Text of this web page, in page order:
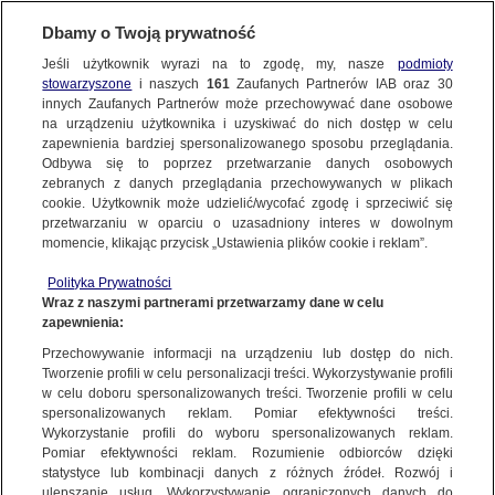
NAJNOWSZE
FAKTY
TVN24 GO
POLSKA
ŚWIAT
miasta:
WARSZAWA
Dzień dobry!
Jedno konto do wszystkich usług
Święto Niepodległości.
Zamieszki w Warszawie
Dbamy o Twoją prywatność
Jeśli użytkownik wyrazi na to zgodę, my, nasze podmioty
stowarzyszone i naszych 161Zaufanych Partnerów IAB oraz 30
innych Zaufanych Partnerów może przechowywać dane osobowe
na urządzeniu użytkownika i uzyskiwać do nich dostęp w celu
zapewnienia bardziej spersonalizowanego sposobu przeglądania.
Odbywa się to poprzez przetwarzanie danych osobowych
zebranych z danych przeglądania przechowywanych w plikach
cookie. Użytkownik może udzielić/wycofać zgodę i sprzeciwić się
przetwarzaniu w oparciu o uzasadniony interes w dowolnym
momencie, klikając przycisk „Ustawienia plików cookie i reklam”.
Polityka Prywatności
Wraz z naszymi partnerami przetwarzamy dane w celu
zapewnienia:
Przechowywanie informacji na urządzeniu lub dostęp do nich.
Tworzenie profili w celu personalizacji treści. Wykorzystywanie profili
w celu doboru spersonalizowanych treści. Tworzenie profili w celu
spersonalizowanych reklam. Pomiar efektywności treści.
Wykorzystanie profili do wyboru spersonalizowanych reklam.
Pomiar efektywności reklam. Rozumienie odbiorców dzięki
statystyce lub kombinacji danych z różnych źródeł. Rozwój i